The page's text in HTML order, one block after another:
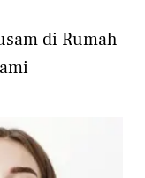
di Rumah